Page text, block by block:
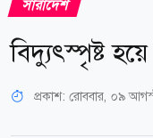
সারাদেশ
বিদ্যুৎস্পৃষ্ট
প্রকাশ: রোববার, ০৯